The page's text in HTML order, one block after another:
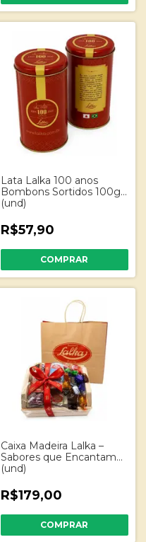
Lata Lalka 100 anos
Bombons Sortidos 100g -
(und)
R$57,90
Caixa Madeira Lalka –
Sabores que Encantam
(und)
R$179,00